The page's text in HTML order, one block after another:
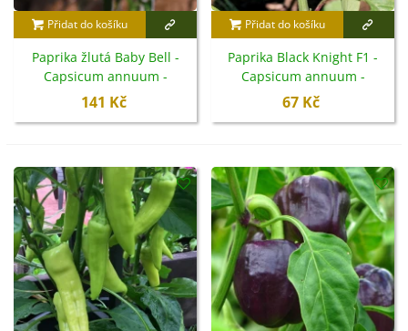
Přidat do košíku
Paprika žlutá Baby Bell -
Capsicum annuum -
semena - 8 ks
141 Kč
Přidat do košíku
Paprika Black Knight F1 -
Capsicum annuum -
semena - 7 ks
67 Kč